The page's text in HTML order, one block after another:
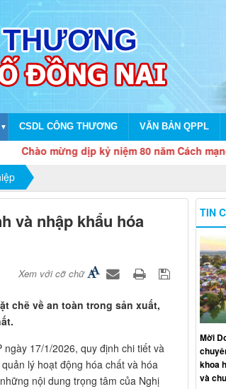
▼ CSDL CÔNG THƯƠNG VĂN BẢN QPPL
mừng dịp kỷ niệm 80 năm Cách mạng tháng
và nhập khẩu hóa
Xem với cỡ chữ
chẽ về an toàn trong sản xuất,
17/1/2026, quy định chi tiết và
lý hoạt động hóa chất và hóa
nội dung trọng tâm của Nghị
TIN
Mời
khoa
và